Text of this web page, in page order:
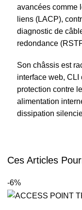
avancées comme
liens (LACP),
diagnostic de
redondance
Son châssis est
interface web, CLI
protection contre
alimentation
dissipation
Ces Articles
-6%